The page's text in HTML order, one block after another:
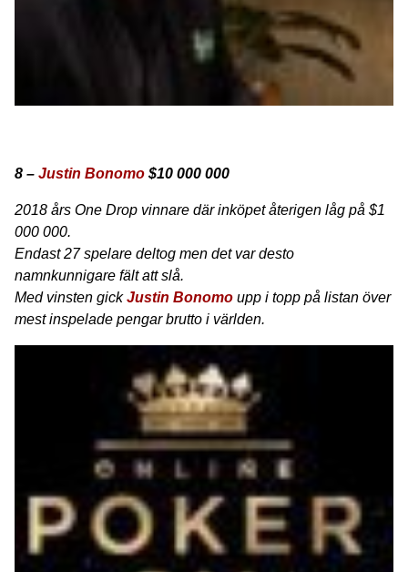
8 – Justin Bonomo $10 000 000
2018 års One Drop vinnare där inköpet återigen låg på $1
000 000.
Endast 27 spelare deltog men det var desto
namnkunnigare fält att slå.
Med vinsten gickJustin Bonomo upp i topp på listan över
mest inspelade pengar brutto i världen.